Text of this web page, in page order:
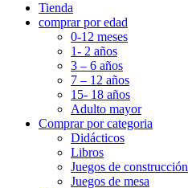
Tienda
comprar por edad
0-12 meses
1- 2 años
3 – 6 años
7 – 12 años
15- 18 años
Adulto mayor
Comprar por categoria
Didácticos
Libros
Juegos de construcción
Juegos de mesa